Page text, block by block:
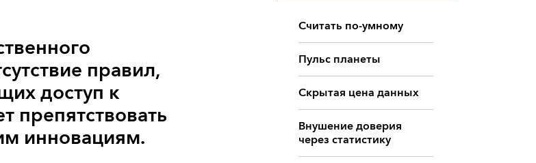
правил,
доступ к
инновациям.
Считать по-умному
Пульс планеты
Скрытая цена данных
Внушение доверия
через статистику